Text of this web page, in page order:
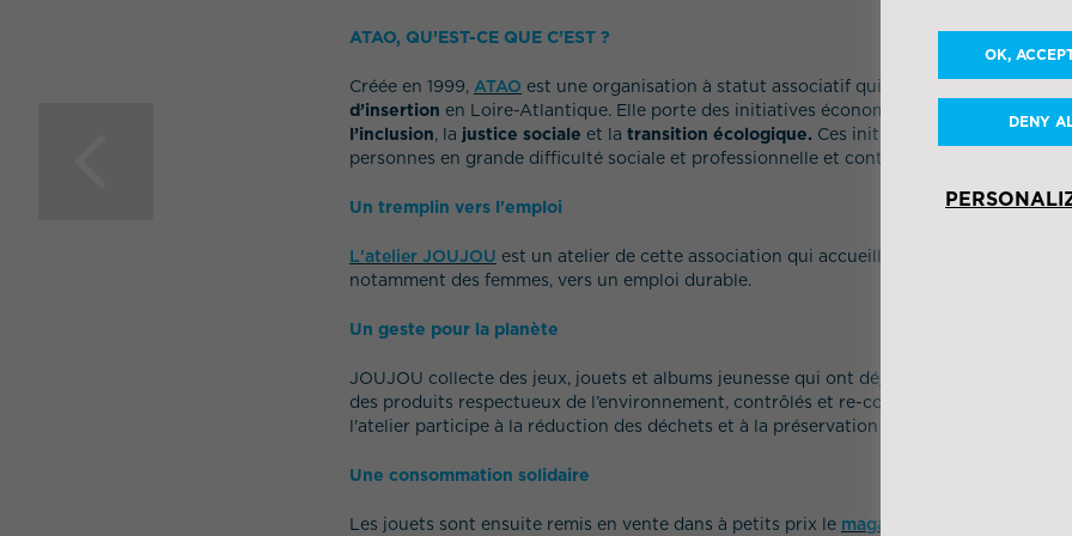
ATAO, QU’EST-CE QUE C’EST ?
Créée en 1999, ATAO est une organisation à statut associatif qui déploie différents
d’insertion en Loire-Atlantique. Elle porte des initiatives économiques citoyennes à
l’inclusion, la justice sociale et la transition écologique. Ces initiatives permettent
personnes en grande difficulté sociale et professionnelle et contribuent à la
Un tremplin vers l'emploi
L'atelier JOUJOU est un atelier de cette association qui accueille et accompagne des
notamment des femmes, vers un emploi durable.
Un geste pour la planète
JOUJOU collecte des jeux, jouets et albums jeunesse qui ont déjà servi. Ils sont ensuite
des produits respectueux de l’environnement, contrôlés et re-complétés. En leur offrant
l'atelier participe à la réduction des déchets et à la préservation des ressources.
Une consommation solidaire
Les jouets sont ensuite remis en vente dans à petits prix le magasin de seconde main «
OK,
DENY